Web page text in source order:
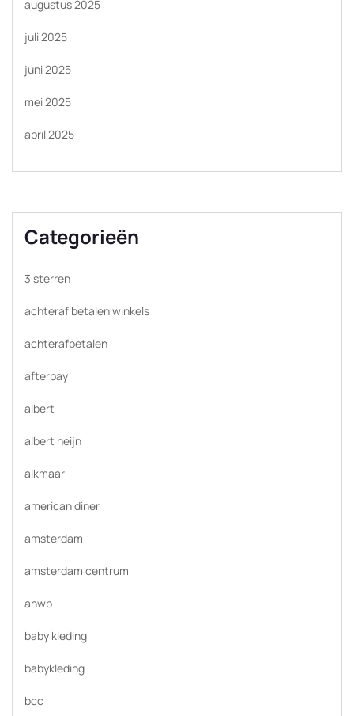
augustus 2025
juli 2025
juni 2025
mei 2025
april 2025
Categorieën
3 sterren
achteraf betalen winkels
achterafbetalen
afterpay
albert
albert heijn
alkmaar
american diner
amsterdam
amsterdam centrum
anwb
baby kleding
babykleding
bcc